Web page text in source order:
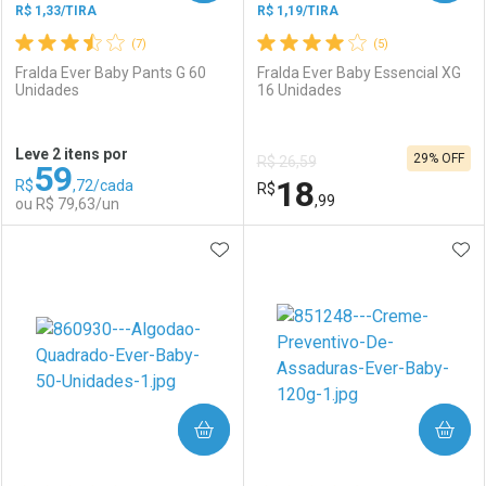
Comprar sem Desconto
Por R$ 18,99/cada
Comprar sem Desconto
Por R$ 18,99/cada
Comprar sem Desconto
Por R$ 22,39/cada
Comprar sem Desconto
Por R$ 22,39/cada
(7)
R$ 1,33/TIRA
Fralda Ever Baby Pants G 60
Unidades
Leve 2 itens por
R$59,72/cada
ou R$ 79,63/un
Laboratório
Por Menos
(5)
R$ 1,19/TIRA
Fralda Ever Baby Essencial XG
16 Unidades
R$ 26,59
R$18,99
29% OFF
Laboratório
Por Menos
ADICIONAR AOS FAVORITOS
COMPRAR COMPRAR